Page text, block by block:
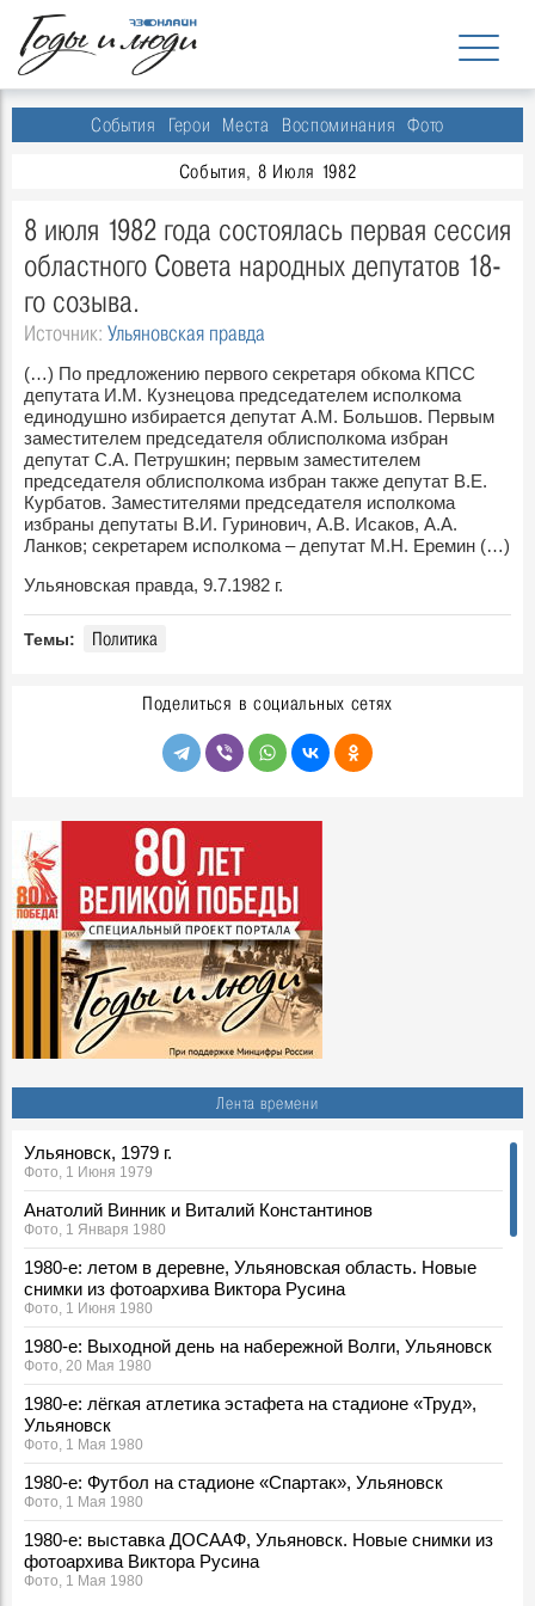
Лента времени
Ульяновск, 1979 г.
Фото, 1 Июня 1979
Анатолий Винник и Виталий Константинов
Фото, 1 Января 1980
1980-е: летом в деревне, Ульяновская область. Новые
снимки из фотоархива Виктора Русина
Фото, 1 Июня 1980
1980-е: Выходной день на набережной Волги, Ульяновск
Фото, 20 Мая 1980
1980-е: лёгкая атлетика эстафета на стадионе «Труд»,
Ульяновск
Фото, 1 Мая 1980
1980-е: Футбол на стадионе «Спартак», Ульяновск
Фото, 1 Мая 1980
1980-е: выставка ДОСААФ, Ульяновск. Новые снимки из
фотоархива Виктора Русина
Фото, 1 Мая 1980
События Герои Места Воспоминания Фото
События, 8 Июля 1982
8 июля 1982 года состоялась первая сессия
областного Совета народных депутатов 18-
го созыва.
Источник: Ульяновская правда
(…) По предложению первого секретаря обкома КПСС
депутата И.М. Кузнецова председателем исполкома
единодушно избирается депутат А.М. Большов. Первым
заместителем председателя облисполкома избран
депутат С.А. Петрушкин; первым заместителем
председателя облисполкома избран также депутат В.Е.
Курбатов. Заместителями председателя исполкома
избраны депутаты В.И. Гуринович, А.В. Исаков, А.А.
Ланков; секретарем исполкома – депутат М.Н. Еремин (…)
Ульяновская правда, 9.7.1982 г.
Темы: Политика
Поделиться в социальных сетях